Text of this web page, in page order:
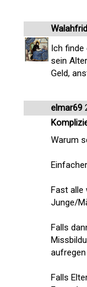
Ich finde
sein
Geld,
elmar69
Warum
Fast alle
Junge/
Falls
Falls